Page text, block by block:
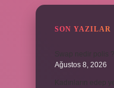
SON YAZILAR
Ağustos 8, 2026